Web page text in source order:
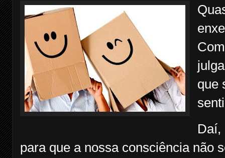
que
Daí,
para que a nossa consciência não